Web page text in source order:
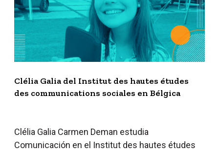
Clélia Galia del Institut des hautes études
des communications sociales en Bélgica
Clélia Galia Carmen Deman estudia
Comunicación en el Institut des hautes études